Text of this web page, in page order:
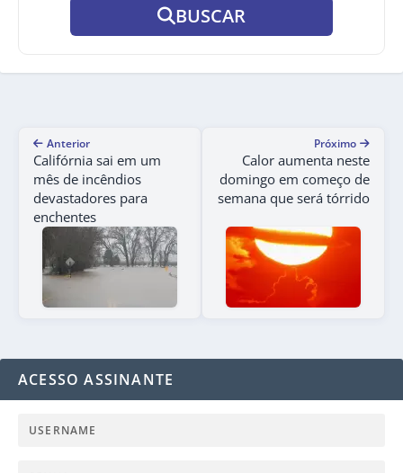
BUSCAR
Anterior
Califórnia sai em um
mês de incêndios
devastadores para
enchentes
Próximo
Calor aumenta neste
domingo em começo de
semana que será tórrido
ACESSO ASSINANTE